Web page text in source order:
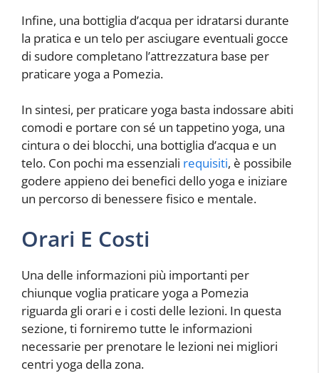
Infine, una bottiglia d’acqua per idratarsi durante
la pratica e un telo per asciugare eventuali gocce
di sudore completano l’attrezzatura base per
praticare yoga a Pomezia.
In sintesi, per praticare yoga basta indossare abiti
comodi e portare con sé un tappetino yoga, una
cintura o dei blocchi, una bottiglia d’acqua e un
telo. Con pochi ma essenziali requisiti, è possibile
godere appieno dei benefici dello yoga e iniziare
un percorso di benessere fisico e mentale.
Orari E Costi
Una delle informazioni più importanti per
chiunque voglia praticare yoga a Pomezia
riguarda gli orari e i costi delle lezioni. In questa
sezione, ti forniremo tutte le informazioni
necessarie per prenotare le lezioni nei migliori
centri yoga della zona.